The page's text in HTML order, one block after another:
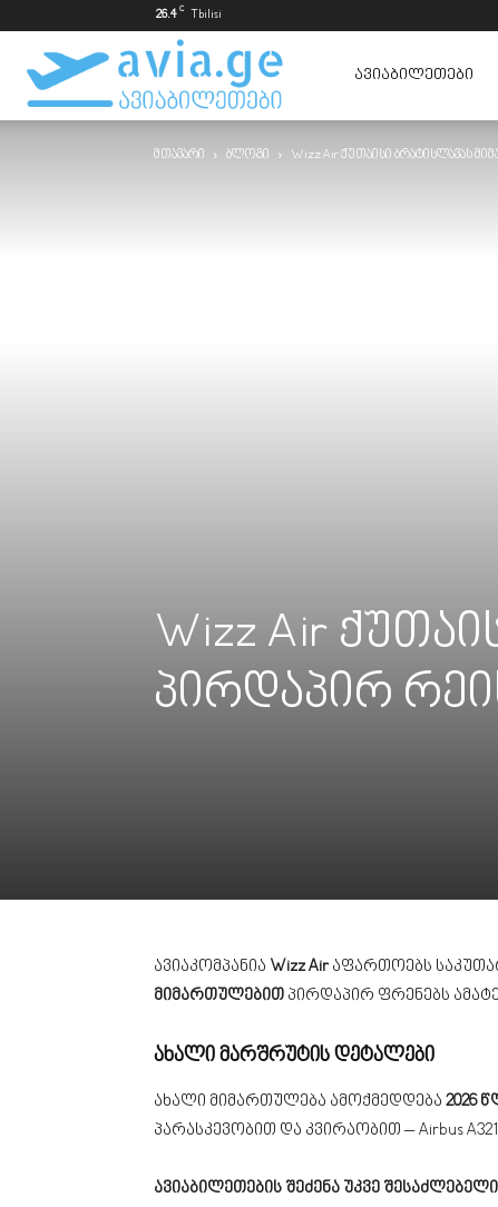
26.4 C Tbilisi
ავიაბილეთები
ყველაზე
ᲐᲕᲘᲐᲑᲘᲚᲔᲗᲔᲑᲘ
მთავარი ბლოგი Wizz Air ქუთაისი ბრატისლავას
Wizz Air
პირდაპირ
ავიაკომპანია Wizz Airაფართოებს
მიმართულებით პირდაპირ ფრენებს
ახალი მარშრუტის დეტალები
ახალი მიმართულება ამოქმედდება 2026
პარასკევობით და კვირაობით – Airbus
ავიაბილეთების შეძენა უკვე